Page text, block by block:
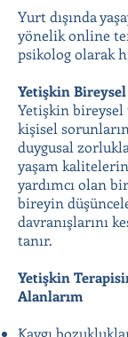
Yurt dışında
yönelik online
psikolog olarak
Yetişkin
Yetişkin
kişisel
duygusal
yaşam
yardımcı olan
bireyin
davranışlarını
tanır.
Yetişkin
Alanlarım
Kaygı